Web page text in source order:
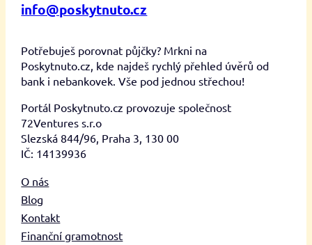
info@poskytnuto.cz
Potřebuješ porovnat půjčky? Mrkni na
Poskytnuto.cz, kde najdeš rychlý přehled úvěrů od
bank i nebankovek. Vše pod jednou střechou!
Portál Poskytnuto.cz provozuje společnost
72Ventures s.r.o
Slezská 844/96, Praha 3, 130 00
IČ: 14139936
O nás
Blog
Kontakt
Finanční gramotnost